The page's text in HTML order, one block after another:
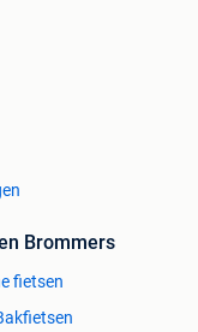
Brommers
fietsen